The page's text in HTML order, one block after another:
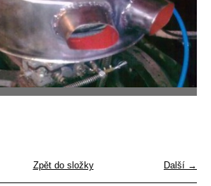
Další →
Zpět do složky